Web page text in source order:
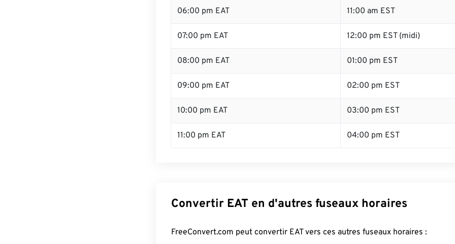
06:00 pm EAT 11:00 am EST
07:00 pm EAT 12:00 pm EST (midi)
08:00 pm EAT 01:00 pm EST
09:00 pm EAT 02:00 pm EST
10:00 pm EAT 03:00 pm EST
11:00 pm EAT 04:00 pm EST
Convertir EAT en d'autres fuseaux horaires
FreeConvert.com peut convertir EAT vers ces autres fuseaux horaires :